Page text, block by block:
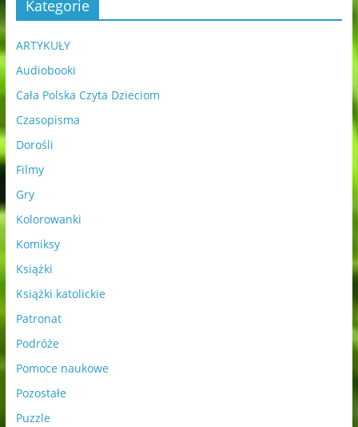
Kategorie
ARTYKUŁY
Audiobooki
Cała Polska Czyta Dzieciom
Czasopisma
Dorośli
Filmy
Gry
Kolorowanki
Komiksy
Książki
Książki katolickie
Patronat
Podróże
Pomoce naukowe
Pozostałe
Puzzle